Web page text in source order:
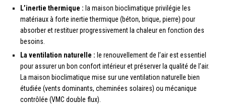
L’inertie thermique : la maison bioclimatique privilégie les
matériaux à forte inertie thermique (béton, brique, pierre) pour
absorber et restituer progressivement la chaleur en fonction des
besoins.
La ventilation naturelle : le renouvellement de l’air est essentiel
pour assurer un bon confort intérieur et préserver la qualité de l’air.
La maison bioclimatique mise sur une ventilation naturelle bien
étudiée (vents dominants, cheminées solaires) ou mécanique
contrôlée (VMC double flux).